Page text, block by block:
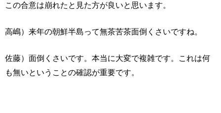
この合意は崩れたと見た方が良いと思います。
高嶋）来年の朝鮮半島って無茶苦茶面倒くさいですね。
佐藤）面倒くさいです。本当に大変で複雑です。これは何
も無いということの確認が重要です。